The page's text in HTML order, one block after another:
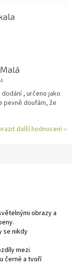
je 5 z 5
je 5 z 5
, určeno jako
pevně doufám, že
další hodnocení ››
obrazy a
se nikdy
mezi
černé a tvoří